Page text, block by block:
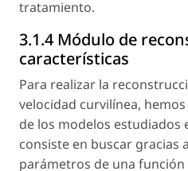
tratamiento.
3.1.4 Módulo de
características
Para realizar la
velocidad curvilínea,
de los modelos estudiados
consiste en buscar gracias
parámetros de una